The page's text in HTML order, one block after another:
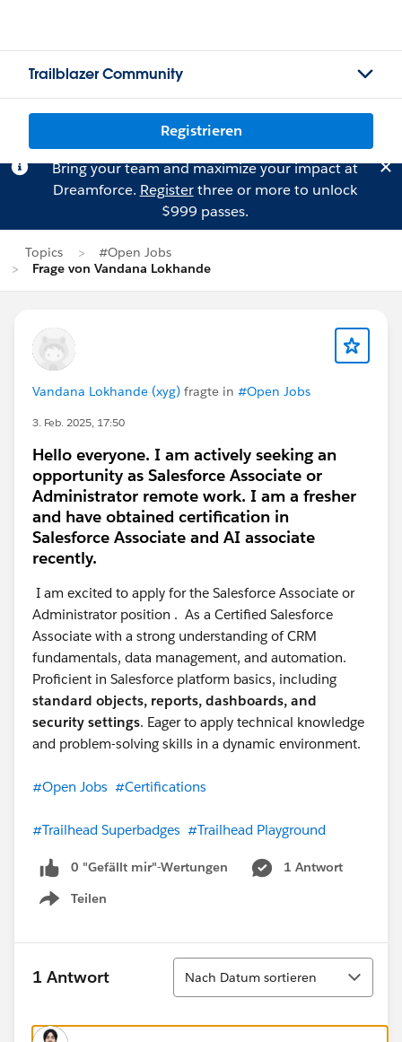
Trailblazer Community
Registrieren
Bring your team and maximize your impact at
Dreamforce. Registerthree or more to unlock
$999 passes.
Topics
#Open Jobs
Frage von Vandana Lokhande
Vandana Lokhande (xyg) fragte in #Open Jobs
3. Feb. 2025, 17:50
Hello everyone. I am actively seeking an
opportunity as Salesforce Associate or
Administrator remote work. I am a fresher
and have obtained certification in
Salesforce Associate and AI associate
recently.
I am excited to apply for the Salesforce Associate or
Administrator position . As a Certified Salesforce
Associate with a strong understanding of CRM
fundamentals, data management, and automation.
Proficient in Salesforce platform basics, including
standard objects, reports, dashboards, and
security settings. Eager to apply technical knowledge
and problem-solving skills in a dynamic environment.
#Open Jobs #Certifications
#Trailhead Superbadges #Trailhead Playground
0 "Gefällt mir"-Wertungen
1 Antwort
Teilen
Show menu
1 Antwort
Sortieren
Nach Datum sortieren